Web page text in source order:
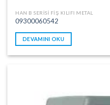
HAN B SERISI FIŞ KILIFI METAL
09300060542
DEVAMINI OKU